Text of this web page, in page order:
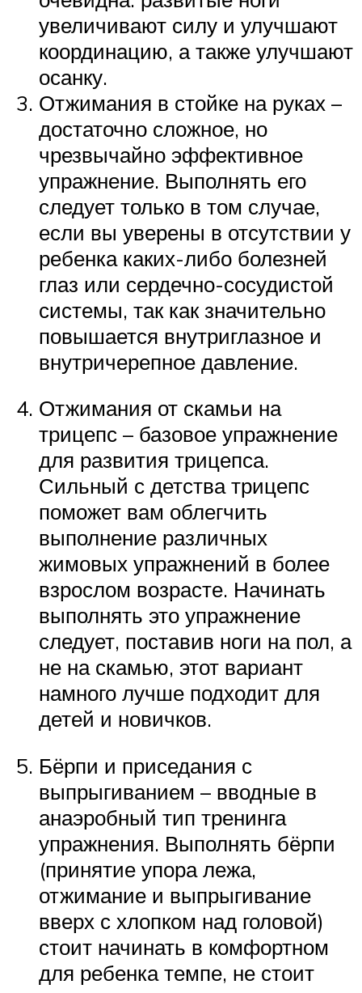
увеличивают силу и улучшают
координацию, а также улучшают
осанку.
Отжимания в стойке на руках –
достаточно сложное, но
чрезвычайно эффективное
упражнение. Выполнять его
следует только в том случае,
если вы уверены в отсутствии у
ребенка каких-либо болезней
глаз или сердечно-сосудистой
системы, так как значительно
повышается внутриглазное и
внутричерепное давление.
Отжимания от скамьи на
трицепс – базовое упражнение
для развития трицепса.
Сильный с детства трицепс
поможет вам облегчить
выполнение различных
жимовых упражнений в более
взрослом возрасте. Начинать
выполнять это упражнение
следует, поставив ноги на пол, а
не на скамью, этот вариант
намного лучше подходит для
детей и новичков.
Бёрпи и приседания с
выпрыгиванием – вводные в
анаэробный тип тренинга
упражнения. Выполнять бёрпи
(принятие упора лежа,
отжимание и выпрыгивание
вверх с хлопком над головой)
стоит начинать в комфортном
для ребенка темпе, не стоит